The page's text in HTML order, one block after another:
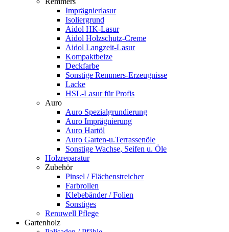
Imprägnierlasur
Isoliergrund
Aidol HK-Lasur
Aidol Holzschutz-Creme
Aidol Langzeit-Lasur
Kompaktbeize
Deckfarbe
Sonstige Remmers-Erzeugnisse
Lacke
HSL-Lasur für Profis
Auro
Auro Spezialgrundierung
Auro Imprägnierung
Auro Hartöl
Auro Garten-u.Terrassenöle
Sonstige Wachse, Seifen u. Öle
Holzreparatur
Zubehör
Pinsel / Flächenstreicher
Farbrollen
Klebebänder / Folien
Sonstiges
Renuwell Pflege
Gartenholz